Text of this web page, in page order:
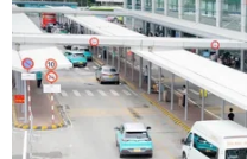
Gia Lai: Phát hiện hơn
phẩm không có phiếu
phẩm
04/08/2026 04:48